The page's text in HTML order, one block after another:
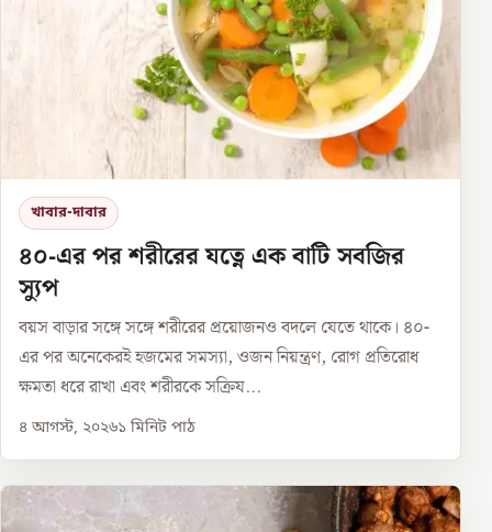
খাবার-দাবার
৪০-এর পর শরীরের যত্নে এক বাটি সবজির
স্যুপ
বয়স বাড়ার সঙ্গে সঙ্গে শরীরের প্রয়োজনও বদলে যেতে থাকে। ৪০-
এর পর অনেকেরই হজমের সমস্যা, ওজন নিয়ন্ত্রণ, রোগ প্রতিরোধ
ক্ষমতা ধরে রাখা এবং শরীরকে সক্রিয...
৪ আগস্ট, ২০২৬১ মিনিট পাঠ